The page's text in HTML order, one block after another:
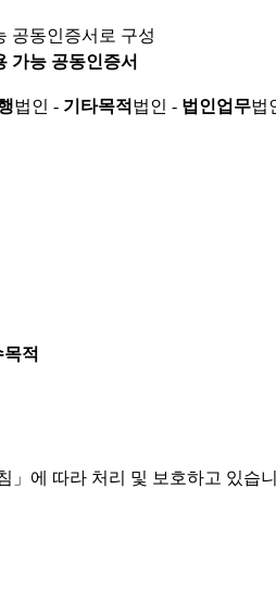
공동인증서로 구성
가능 공동인증서
법인 - 기타목적 법인 - 법인업무법
적
」에 따라 처리 및 보호하고 있습